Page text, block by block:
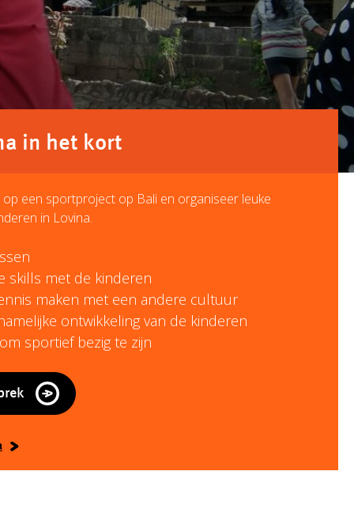
in het kort
een sportproject op Bali en organiseer leuke
in Lovina.
skills met de kinderen
maken met een andere cultuur
ontwikkeling van de kinderen
sportief bezig te zijn